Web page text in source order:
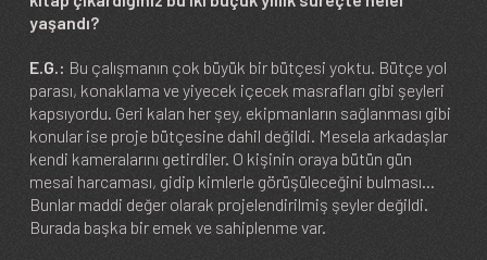
yaşandı?
E.G.: Bu çalışmanın çok büyük bir bütçesi yoktu. Bütçe yol
parası, konaklama ve yiyecek içecek masrafları gibi şeyleri
kapsıyordu. Geri kalan her şey, ekipmanların sağlanması gibi
konular ise proje bütçesine dahil değildi. Mesela arkadaşlar
kendi kameralarını getirdiler. O kişinin oraya bütün gün
mesai harcaması, gidip kimlerle görüşüleceğini bulması…
Bunlar maddi değer olarak projelendirilmiş şeyler değildi.
Burada başka bir emek ve sahiplenme var.